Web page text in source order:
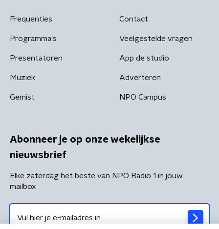
Frequenties
Programma's
Presentatoren
Muziek
Gemist
Contact
Veelgestelde vragen
App de studio
Adverteren
NPO Campus
Abonneer je op onze wekelijkse
nieuwsbrief
Elke zaterdag het beste van NPO Radio 1 in jouw
mailbox